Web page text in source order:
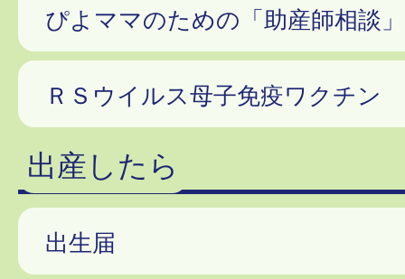
ぴよママのための「助産師相談」
ＲＳウイルス母子免疫ワクチン
出産したら
出生届